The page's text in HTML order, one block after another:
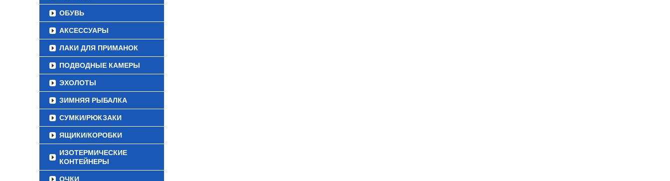
ОБУВЬ
АКСЕССУАРЫ
ЛАКИ ДЛЯ ПРИМАНОК
ПОДВОДНЫЕ КАМЕРЫ
ЭХОЛОТЫ
ЗИМНЯЯ РЫБАЛКА
СУМКИ/РЮКЗАКИ
ЯЩИКИ/КОРОБКИ
ИЗОТЕРМИЧЕСКИЕ
КОНТЕЙНЕРЫ
ОЧКИ